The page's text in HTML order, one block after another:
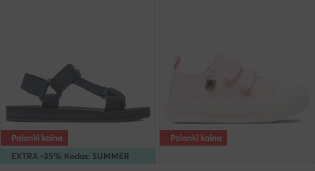
EXTRA -35% Kodas: SUMMER
Palanki kaina Palanki kaina